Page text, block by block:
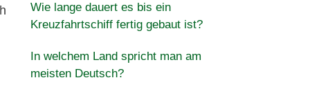
Wie lange dauert es bis ein
Kreuzfahrtschiff fertig gebaut ist?
In welchem Land spricht man am
meisten Deutsch?